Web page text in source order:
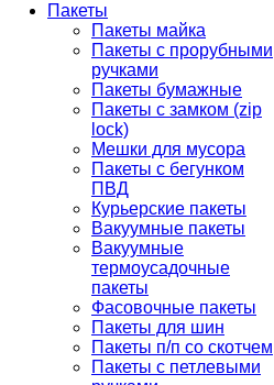
Пакеты
Пакеты майка
Пакеты с прорубными
ручками
Пакеты бумажные
Пакеты с замком (zip
lock)
Мешки для мусора
Пакеты с бегунком
ПВД
Курьерские пакеты
Вакуумные пакеты
Вакуумные
термоусадочные
пакеты
Фасовочные пакеты
Пакеты для шин
Пакеты п/п со скотчем
Пакеты с петлевыми